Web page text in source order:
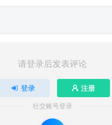
请登录后发表评论
登录 注册
社交账号登录